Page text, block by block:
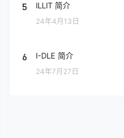
5 ILLIT 简介
24年4月13日
6 I-DLE 简介
24年7月27日